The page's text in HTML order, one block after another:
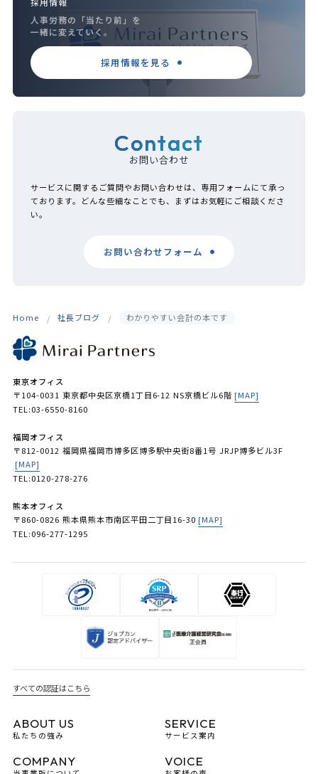
人事労務の「当たり前」を
一緒に変えていく。
採用情報を見る
Contact
お問い合わせ
サービスに関するご質問やお問い合わせは、専用フォームにて承っ
ております。どんな些細なことでも、まずはお気軽にご相談くださ
い。
お問い合わせフォーム
Home 社長ブログ わかりやすい会計の本です
東京オフィス
〒104-0031 東京都中央区京橋1丁目6-12 NS京橋ビル6階 [MAP]
TEL:03-6550-8160
福岡オフィス
〒812-0012 福岡県福岡市博多区博多駅中央街8番1号 JRJP博多ビル3F
[MAP]
TEL:0120-278-276
熊本オフィス
〒860-0826 熊本県熊本市南区平田二丁目16-30 [MAP]
TEL:096-277-1295
すべての認証はこちら
ABOUT US
私たちの強み
SERVICE
サービス案内
COMPANY VOICE